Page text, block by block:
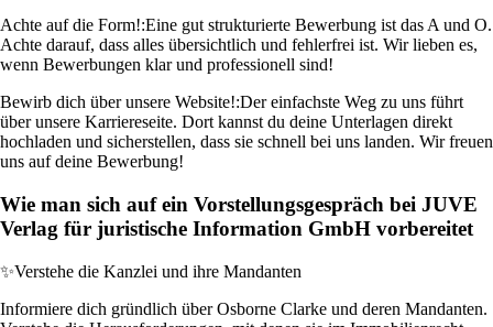
Achte auf die Form!:Eine gut strukturierte Bewerbung ist das A und O.
Achte darauf, dass alles übersichtlich und fehlerfrei ist. Wir lieben es,
wenn Bewerbungen klar und professionell sind!
Bewirb dich über unsere Website!:Der einfachste Weg zu uns führt
über unsere Karriereseite. Dort kannst du deine Unterlagen direkt
hochladen und sicherstellen, dass sie schnell bei uns landen. Wir freuen
uns auf deine Bewerbung!
Wie man sich auf ein Vorstellungsgespräch bei JUVE
Verlag für juristische Information GmbH vorbereitet
✨Verstehe die Kanzlei und ihre Mandanten
Informiere dich gründlich über Osborne Clarke und deren Mandanten.